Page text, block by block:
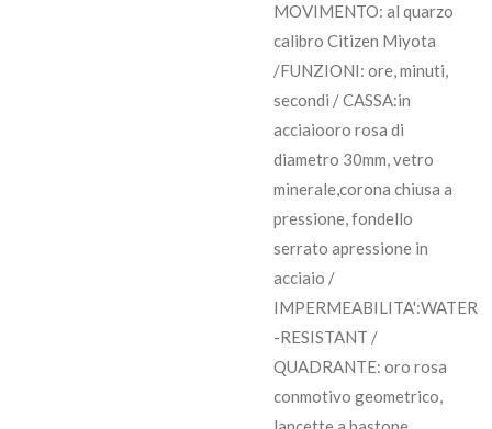
MOVIMENTO: al quarzo
calibro Citizen Miyota
/FUNZIONI: ore, minuti,
secondi / CASSA:in
acciaiooro rosa di
diametro 30mm, vetro
minerale,corona chiusa a
pressione, fondello
serrato apressione in
acciaio /
IMPERMEABILITA':WATER
-RESISTANT /
QUADRANTE: oro rosa
conmotivo geometrico,